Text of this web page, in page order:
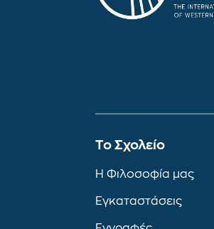
To Σχολείο
Η Φιλοσοφία μας
Εγκαταστάσεις